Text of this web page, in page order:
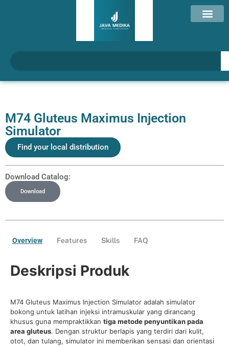
M74 Gluteus Maximus Injection
Simulator
Find your local distribution
Download Catalog:
Download
Overview Features Skills FAQ
Deskripsi Produk
M74 Gluteus Maximus Injection Simulator adalah simulator
bokong untuk latihan injeksi intramuskular yang dirancang
khusus guna mempraktikkan tiga metode penyuntikan pada
area gluteus. Dengan struktur berlapis yang terdiri dari kulit,
otot, dan tulang, simulator ini memberikan sensasi dan orientasi